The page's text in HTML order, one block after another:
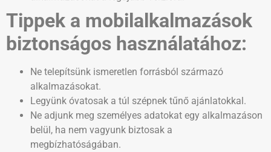
Tippek a mobilalkalmazások
biztonságos használatához:
Ne telepítsünk ismeretlen forrásból származó
alkalmazásokat.
Legyünk óvatosak a túl szépnek tűnő ajánlatokkal.
Ne adjunk meg személyes adatokat egy alkalmazáson
belül, ha nem vagyunk biztosak a
megbízhatóságában.